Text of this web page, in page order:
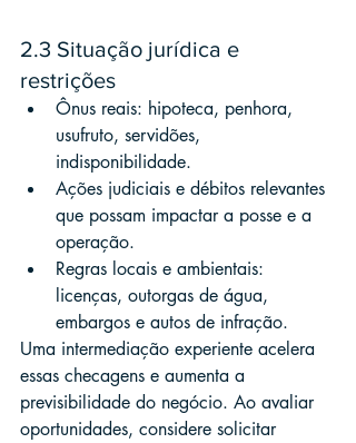
2.3 Situação jurídica e
restrições
Ônus reais: hipoteca, penhora,
usufruto, servidões,
indisponibilidade.
Ações judiciais e débitos relevantes
que possam impactar a posse e a
operação.
Regras locais e ambientais:
licenças, outorgas de água,
embargos e autos de infração.
Uma intermediação experiente acelera
essas checagens e aumenta a
previsibilidade do negócio. Ao avaliar
oportunidades, considere solicitar